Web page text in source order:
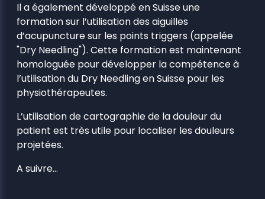
Il a également développé en Suisse une
formation sur l’utilisation des aiguilles
d’acupuncture sur les points triggers (appelée
"Dry Needling"). Cette formation est maintenant
homologuée pour développer la compétence à
l’utilisation du Dry Needling en Suisse pour les
physiothérapeutes.
L’utilisation de cartographie de la douleur du
patient est très utile pour localiser les douleurs
projetées.
A suivre…